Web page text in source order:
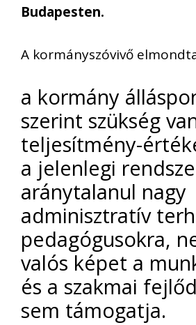
Budapesten.
A kormányszóvivő
a kormány
szerint szükség
teljesítmény-
a jelenlegi
aránytalanul nagy
adminisztratív
pedagógusokra,
valós képet a
és a szakmai
sem támogatja.